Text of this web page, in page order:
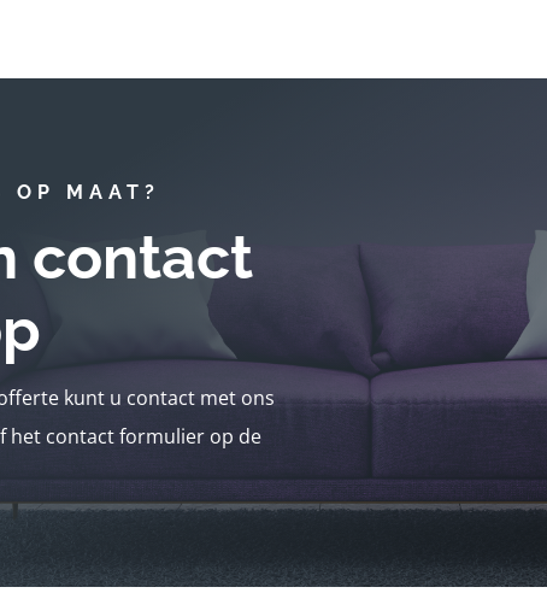
OP MAAT?
contact
kunt u contact met ons
het contact formulier op de